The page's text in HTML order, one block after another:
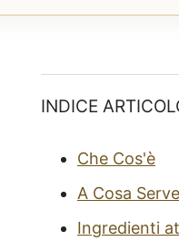
INDICE
Che Cos'è
A Cosa Serve
Ingredienti